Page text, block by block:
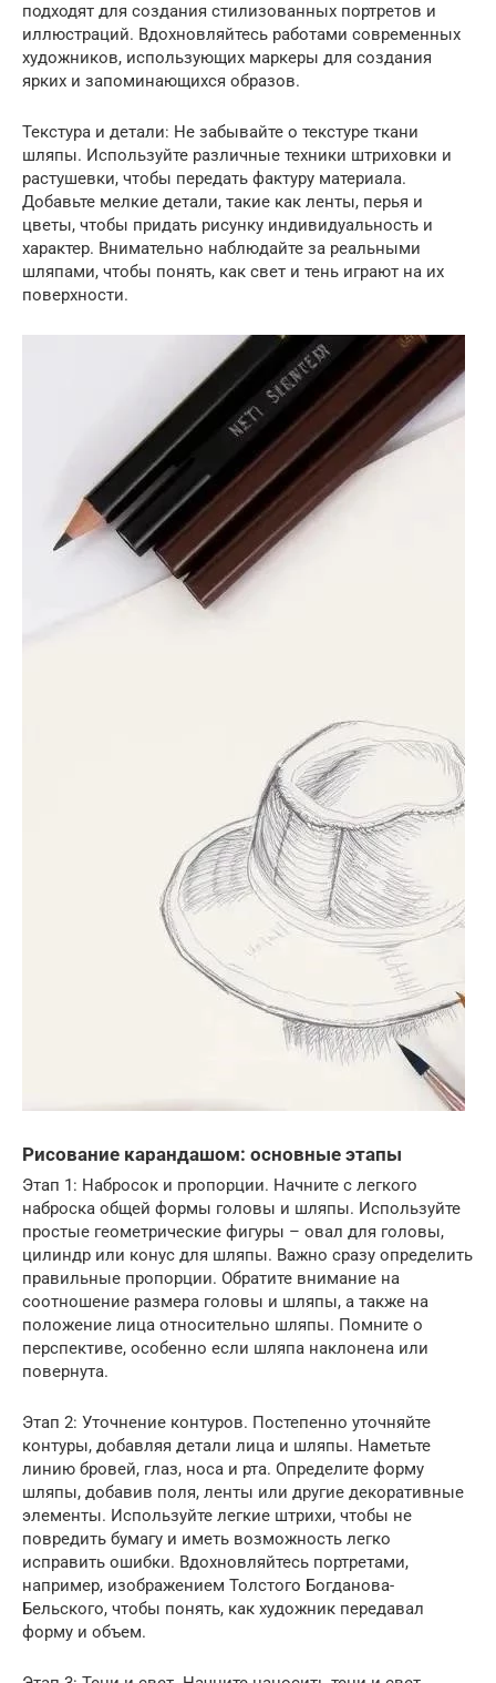
подходят для создания стилизованных портретов и
иллюстраций. Вдохновляйтесь работами современных
художников, использующих маркеры для создания
ярких и запоминающихся образов.
Текстура и детали: Не забывайте о текстуре ткани
шляпы. Используйте различные техники штриховки и
растушевки, чтобы передать фактуру материала.
Добавьте мелкие детали, такие как ленты, перья и
цветы, чтобы придать рисунку индивидуальность и
характер. Внимательно наблюдайте за реальными
шляпами, чтобы понять, как свет и тень играют на их
поверхности.
Рисование карандашом: основные этапы
Этап 1: Набросок и пропорции. Начните с легкого
наброска общей формы головы и шляпы. Используйте
простые геометрические фигуры – овал для головы,
цилиндр или конус для шляпы. Важно сразу определить
правильные пропорции. Обратите внимание на
соотношение размера головы и шляпы, а также на
положение лица относительно шляпы. Помните о
перспективе, особенно если шляпа наклонена или
повернута.
Этап 2: Уточнение контуров. Постепенно уточняйте
контуры, добавляя детали лица и шляпы. Наметьте
линию бровей, глаз, носа и рта. Определите форму
шляпы, добавив поля, ленты или другие декоративные
элементы. Используйте легкие штрихи, чтобы не
повредить бумагу и иметь возможность легко
исправить ошибки. Вдохновляйтесь портретами,
например, изображением Толстого Богданова-
Бельского, чтобы понять, как художник передавал
форму и объем.